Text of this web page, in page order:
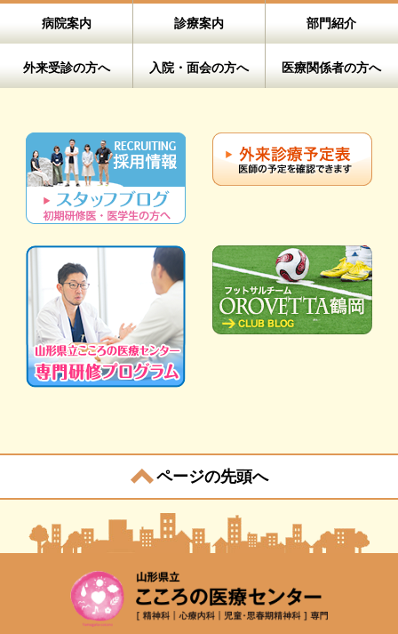
病院案内 診療案内 部門紹介
外来受診の方へ 入院・面会の方へ 医療関係者の方へ
ページの先頭へ